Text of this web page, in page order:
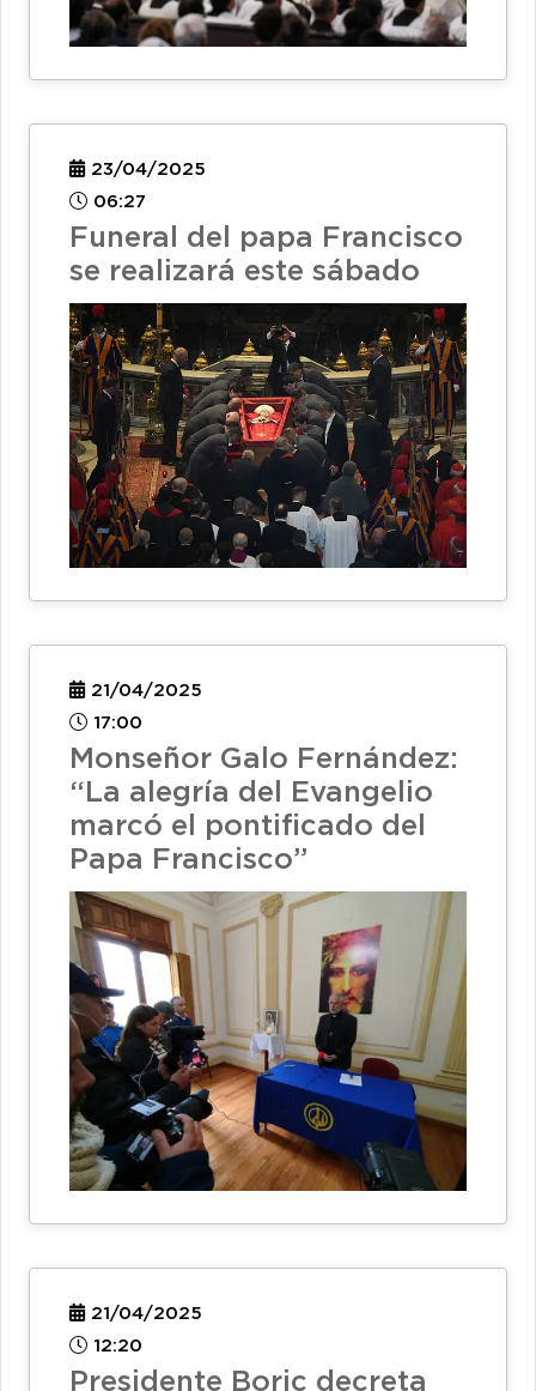
23/04/2025
06:27
Funeral del papa Francisco
se realizará este sábado
21/04/2025
17:00
Monseñor Galo Fernández:
“La alegría del Evangelio
marcó el pontificado del
Papa Francisco”
21/04/2025
12:20
Presidente Boric decreta